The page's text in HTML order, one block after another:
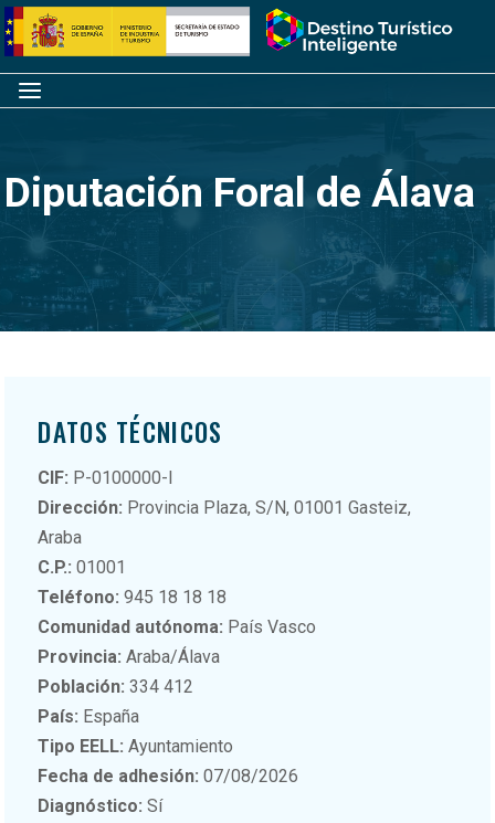
Saltar
al
contenido
Inicio
Menú
Diputación Foral de Álava
DATOS TÉCNICOS
CIF: P-0100000-I
Dirección: Provincia Plaza, S/N, 01001 Gasteiz,
Araba
C.P.: 01001
Teléfono: 945 18 18 18
Comunidad autónoma: País Vasco
Provincia: Araba/Álava
Población: 334 412
País: España
Tipo EELL: Ayuntamiento
Fecha de adhesión: 07/08/2026
Diagnóstico: Sí